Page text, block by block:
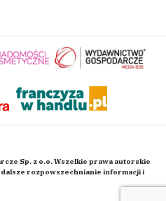
Sp. z o.o. Wszelkie prawa autorskie
rozpowszechnianie informacji i